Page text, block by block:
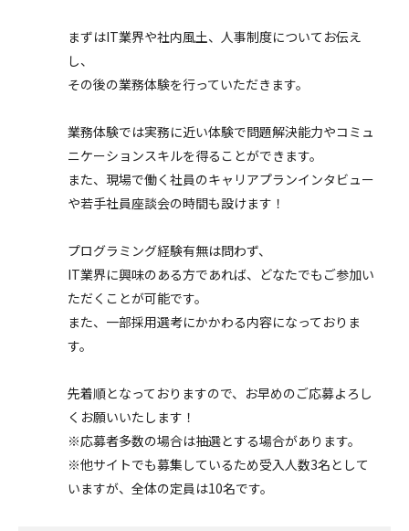
まずはIT業界や社内風土、人事制度についてお伝え
し、
その後の業務体験を行っていただきます。
業務体験では実務に近い体験で問題解決能力やコミュ
ニケーションスキルを得ることができます。
また、現場で働く社員のキャリアプランインタビュー
や若手社員座談会の時間も設けます！
プログラミング経験有無は問わず、
IT業界に興味のある方であれば、どなたでもご参加い
ただくことが可能です。
また、一部採用選考にかかわる内容になっておりま
す。
先着順となっておりますので、お早めのご応募よろし
くお願いいたします！
※応募者多数の場合は抽選とする場合があります。
※他サイトでも募集しているため受入人数3名として
いますが、全体の定員は10名です。